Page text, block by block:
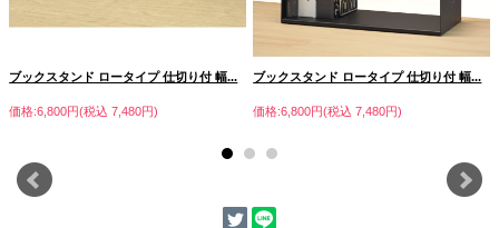
仕切りがスライド可能なので、収納するものに合わせてしっかり固定できるため本
ブックスタンド ロータイプ 仕切り付 幅...
価格:6,800円(税込 7,480円)
ブックスタンド ロータイプ 仕切り付 幅...
価格:6,800円(税込 7,480円)